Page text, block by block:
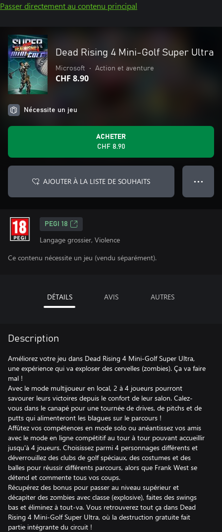
Passer directement au contenu principal
Dead Rising 4 Mini-Golf Super Ultra
Microsoft • Action et aventure
CHF 8.90
Nécessite un jeu
ACHETER
CHF 8.90
AJOUTER À LA LISTE DE SOUHAITS ● ● ●
PEGI 18
Langage grossier, Violence
Ce contenu nécessite un jeu (vendu séparément).
DÉTAILS AVIS AUTRES
Description
Améliorez votre jeu dans Dead Rising 4 Mini-Golf Super Ultra,
une expérience qui va exploser des cervelles (zombies). Ça va faire
mal !
Avec le mode multijoueur en local, 2 à 4 joueurs pourront
savourer leurs victoires depuis le confort de leur salon. Calez-
vous dans le canapé pour une tournée de drives, de pitchs et de
putts qui alimenteront les blagues sur le parcours !
Affûtez vos compétences en mode solo ou anéantissez vos amis
avec le mode en ligne compétitif au tour à tour pouvant accueillir
jusqu'à 4 joueurs. Choisissez parmi 4 personnages différents et
déverrouillez des clubs de golf spéciaux, des costumes et des
balles pour réussir différents parcours, alors que Frank West se
détend et commente tous vos coups.
Récupérez des bonus pour passer au niveau supérieur et
décapiter des zombies avec classe (explosive), faites des swings
bas et éliminez à tout-va. Vous retrouverez tout ça dans Dead
Rising 4 Mini-Golf Super Ultra, où la destruction gratuite fait
partie intégrante du circuit !